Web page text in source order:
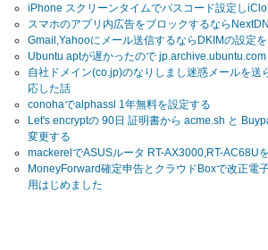
iPhone スクリーンタイムでパスコード設定し
スマホのアプリ内広告をブロックするなら
Gmail,Yahooにメール送信するならDKIMの設定を
Ubuntu aptが遅かったので
自社ドメイン(co.jp)のなりしまし迷惑メールを送
応した話
conohaでalphassl 1年無料を設定する
Let's encryptの 90日 証明書から acme.sh と
変更する
mackerelでASUSルータ RT-AX3000,RT-AC68U
MoneyForward確定申告とクラウドBoxで改正電
用はじめました